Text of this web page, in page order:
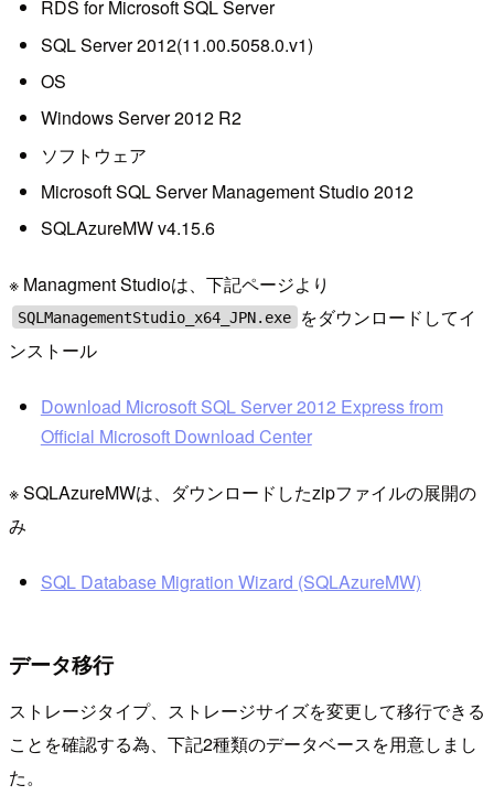
RDS for Microsoft SQL Server
SQL Server 2012(11.00.5058.0.v1)
OS
Windows Server 2012 R2
ソフトウェア
Microsoft SQL Server Management Studio 2012
SQLAzureMW v4.15.6
※ Managment Studioは、下記ページより
SQLManagementStudio_x64_JPN.exe
をダウンロードしてイ
ンストール
Download Microsoft SQL Server 2012 Express from
Official Microsoft Download Center
※ SQLAzureMWは、ダウンロードしたzipファイルの展開の
み
SQL Database Migration Wizard (SQLAzureMW)
データ移行
ストレージタイプ、ストレージサイズを変更して移行できる
ことを確認する為、下記2種類のデータベースを用意しまし
た。